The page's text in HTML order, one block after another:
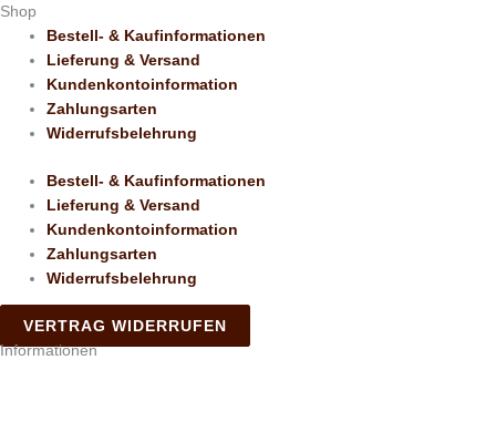
Shop
Bestell- & Kaufinformationen
Lieferung & Versand
Kundenkontoinformation
Zahlungsarten
Widerrufsbelehrung
Bestell- & Kaufinformationen
Lieferung & Versand
Kundenkontoinformation
Zahlungsarten
Widerrufsbelehrung
VERTRAG WIDERRUFEN
Informationen